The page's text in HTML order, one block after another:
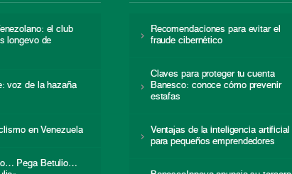
el club
longevo de
voz de la hazaña
en Venezuela
Pega Betulio…
Recomendaciones para evitar el
fraude cibernético
Claves para proteger tu cuenta
Banesco: conoce cómo prevenir
estafas
Ventajas de la inteligencia artificial
para pequeños emprendedores